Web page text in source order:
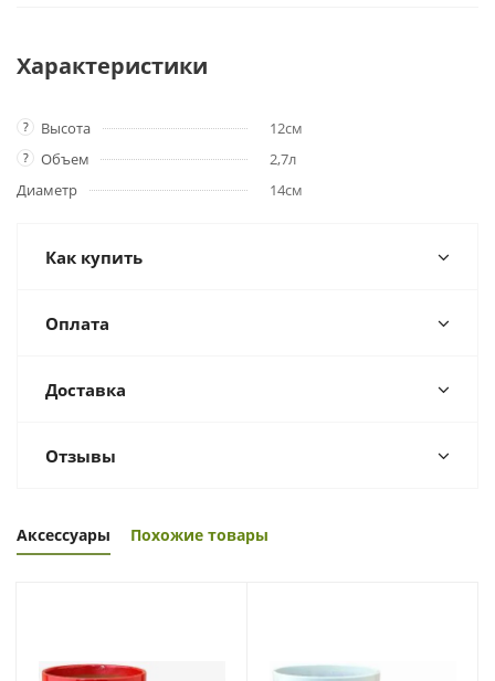
Характеристики
? Высота 12см
? Объем
2,7л
Диаметр
14см
Как купить
Оплата
Доставка
Отзывы
Аксессуары Похожие товары